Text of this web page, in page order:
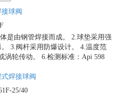
球阀
是由钢管焊接而成。 2.球垫采用强
。3.阀杆采用防爆设计。4.温度范
涡轮传动。6.检测标准：Api 598
焊接球阀
25/40